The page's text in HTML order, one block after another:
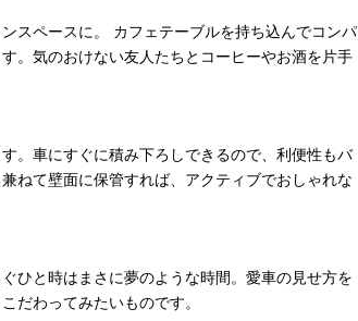
スペースに。 カフェテーブルを持ち込んでコンパ
。気のおけない友人たちとコーヒーやお酒を片手
。車にすぐに積み下ろしできるので、利便性もバ
ねて壁面に保管すれば、アクティブでおしゃれな
ひと時はまさに夢のような時間。愛車の見せ方を
だわってみたいものです。